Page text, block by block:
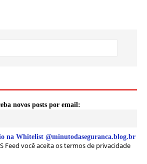
novos posts por email:
na Whitelist @minutodaseguranca.blog.br
Feed você aceita os termos de privacidade